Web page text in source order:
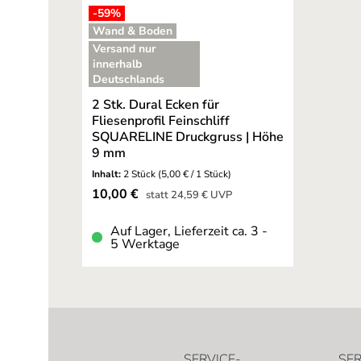
-59%
Wand & Boden
Versand nur
innerhalb
Deutschlands
2 Stk. Dural Ecken für
Fliesenprofil Feinschliff
SQUARELINE Druckgruss | Höhe
9 mm
Inhalt: 2 Stück (5,00 € / 1 Stück)
Verkaufspreis:
10,00 € statt Regulärer Preis:
24,59 €UVP
Auf Lager, Lieferzeit ca. 3 -
5 Werktage